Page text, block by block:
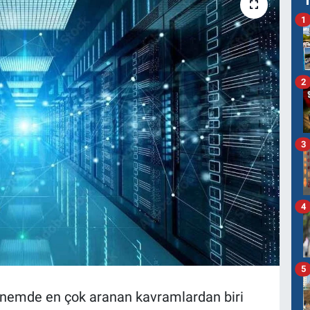
en çok aranan kavramlardan biri
1
2
3
4
5